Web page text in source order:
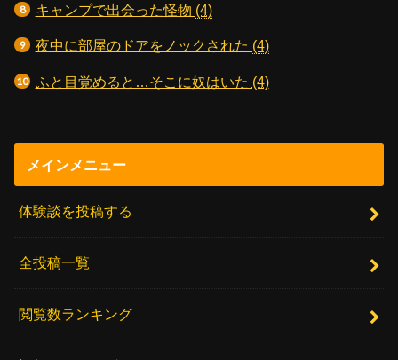
キャンプで出会った怪物 (4)
夜中に部屋のドアをノックされた (4)
ふと目覚めると…そこに奴はいた (4)
メインメニュー
体験談を投稿する
全投稿一覧
閲覧数ランキング